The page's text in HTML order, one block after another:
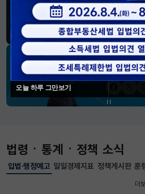
오늘 하루 그만보기
재정경제부 SNS
블로그페이스북트위터(X)유튜브
소통하는 경제 리더 구윤철 장
SNS
법령ㆍ통계ㆍ정책 소식
입법·행정예고
선택됨
입
더
일일경제지표 정책게시판 훈